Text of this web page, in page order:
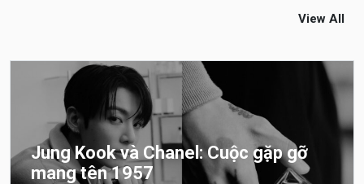
View All
Jung Kook và Chanel: Cuộc gặp gỡ
mang tên 1957